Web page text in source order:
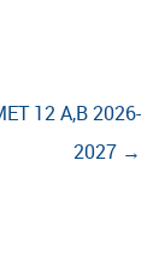
12 A,B 2026-
2027 →